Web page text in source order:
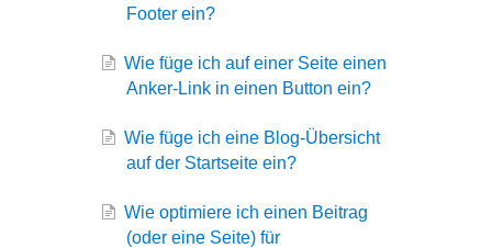
Footer ein?
Wie füge ich auf einer Seite einen
Anker-Link in einen Button ein?
Wie füge ich eine Blog-Übersicht
auf der Startseite ein?
Wie optimiere ich einen Beitrag
(oder eine Seite) für